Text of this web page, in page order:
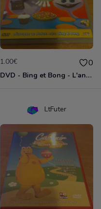
1.00€ 0
DVD - Bing et Bong - L'anniversaire de Bong
LtFuter